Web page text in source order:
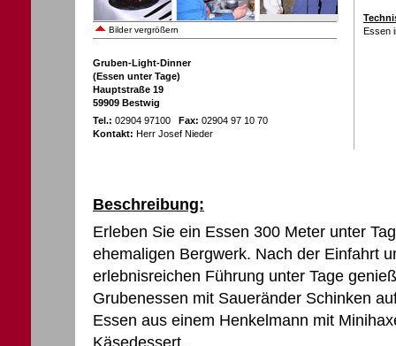
Bilder vergrößern
Gruben-Light-Dinner
(Essen unter Tage)
Hauptstraße 19
59909 Bestwig
Tel.: 02904 97100 Fax: 02904 97 10 70
Kontakt: Herr Josef Nieder
Essen
Beschreibung:
Erleben Sie ein Essen 300 Meter unter
ehemaligen Bergwerk. Nach der Einfahrt
erlebnisreichen Führung unter Tage
Grubenessen mit Saueränder Schinken
Essen aus einem Henkelmann mit
Käsedessert.